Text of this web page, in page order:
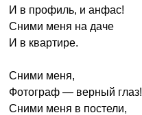
И в профиль, и анфас!
Сними меня на даче
И в квартире.
Сними меня,
Фотограф — верный глаз!
Сними меня в постели,